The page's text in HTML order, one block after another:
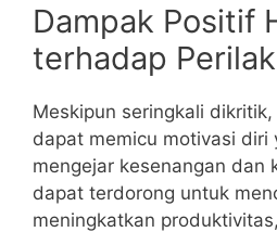
Dampak Positif
terhadap
Meskipun seringkali
dapat memicu motivasi diri
mengejar kesenangan dan
dapat terdorong untuk
meningkatkan